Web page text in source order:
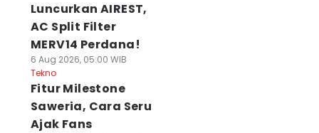
Luncurkan AIREST,
AC Split Filter
MERV14 Perdana!
6 Aug 2026, 05:00 WIB
Tekno
Fitur Milestone
Saweria, Cara Seru
Ajak Fans